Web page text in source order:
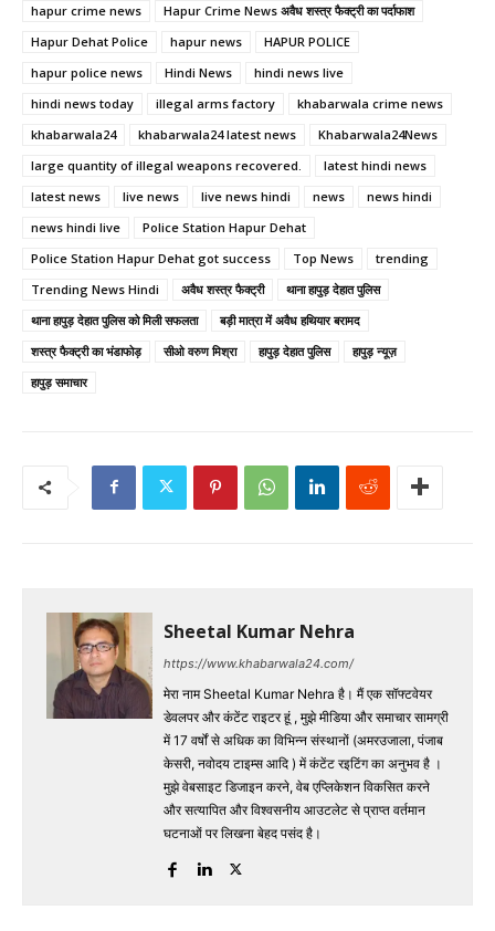
hapur crime news
Hapur Crime News अवैध शस्त्र फैक्ट्री का पर्दाफाश
Hapur Dehat Police
hapur news
HAPUR POLICE
hapur police news
Hindi News
hindi news live
hindi news today
illegal arms factory
khabarwala crime news
khabarwala24
khabarwala24 latest news
Khabarwala24News
large quantity of illegal weapons recovered.
latest hindi news
latest news
live news live news hindi news
news hindi
news hindi live
Police Station Hapur Dehat
Police Station Hapur Dehat got success
Top News
trending
Trending News Hindi
अवैध शस्त्र फैक्ट्री
थाना हापुड़ देहात पुलिस
थाना हापुड़ देहात पुलिस को मिली सफलता
बड़ी मात्रा में अवैध हथियार बरामद
शस्त्र फैक्ट्री का भंडाफोड़
सीओ वरुण मिश्रा हापुड़ देहात पुलिस
हापुड़ न्यूज़
हापुड़ समाचार
Sheetal Kumar Nehra
https://www.khabarwala24.com/
मेरा नाम Sheetal Kumar Nehra है। मैं एक सॉफ्टवेयर
डेवलपर और कंटेंट राइटर हूं , मुझे मीडिया और समाचार सामग्री
में 17 वर्षों से अधिक का विभिन्न संस्थानों (अमरउजाला, पंजाब
केसरी, नवोदय टाइम्स आदि ) में कंटेंट रइटिंग का अनुभव है ।
मुझे वेबसाइट डिजाइन करने, वेब एप्लिकेशन विकसित करने
और सत्यापित और विश्वसनीय आउटलेट से प्राप्त वर्तमान
घटनाओं पर लिखना बेहद पसंद है।